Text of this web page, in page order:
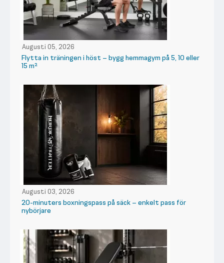
Augusti 05, 2026
Flytta in träningen i höst – bygg hemmagym på 5, 10 eller
15 m²
Augusti 03, 2026
20-minuters boxningspass på säck – enkelt pass för
nybörjare